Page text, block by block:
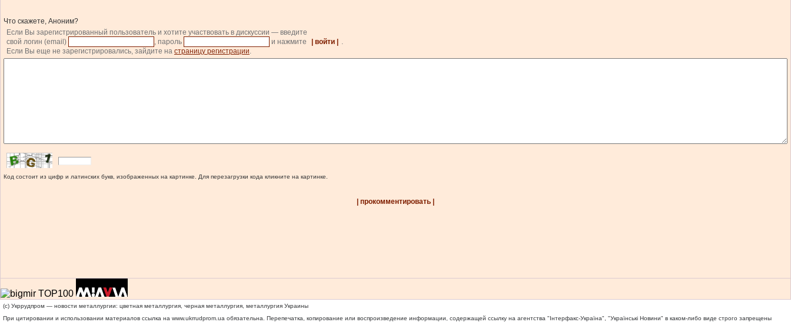
Что скажете, Аноним?
Если Вы зарегистрированный пользователь и хотите участвовать в дискуссии — введите
свой логин (email)
, пароль и нажмите | войти |
.
Если Вы еще не зарегистрировались, зайдите на страницу регистрации.
Код состоит из цифр и латинских букв, изображенных на картинке. Для перезагрузки кода кликните на картинке.
| прокомментировать |
(c) Укррудпром — новости металлургии: цветная металлургия, черная металлургия, металлургия Украины
При цитировании и использовании материалов ссылка на www.ukrrudprom.ua обязательна. Перепечатка, копирование или воспроизведение информации, содержащей ссылку на агентства "Iнтерфакс-Україна", "Українськi Новини" в каком-либо виде строго запрещены